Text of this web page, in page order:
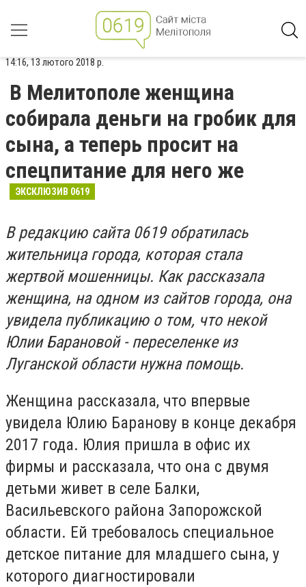
14:16, 13 лютого 2018 р.
В Мелитополе женщина
собирала деньги на гробик для
сына, а теперь просит на
спецпитание для него же
ЭКСКЛЮЗИВ 0619
В редакцию сайта 0619 обратилась
жительница города, которая стала
жертвой мошенницы. Как рассказала
женщина, на одном из сайтов города, она
увидела публикацию о том, что некой
Юлии Барановой - переселенке из
Луганской области нужна помощь.
Женщина рассказала, что впервые
увидела Юлию Баранову в конце декабря
2017 года. Юлия пришла в офис их
фирмы и рассказала, что она с двумя
детьми живет в селе Балки,
Васильевского района Запорожской
области. Ей требовалось специальное
детское питание для младшего сына, у
которого диагностировали